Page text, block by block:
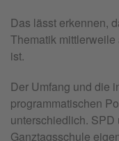
Das lässt erkennen,
Thematik
ist.
Der Umfang und die
programmatischen
unterschiedlich.
Ganztagsschule